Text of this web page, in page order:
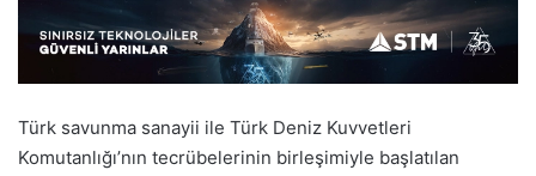
Türk savunma sanayii ile Türk Deniz Kuvvetleri
Komutanlığı’nın tecrübelerinin birleşimiyle başlatılan